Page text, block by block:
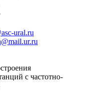
ural.ru
с частотно-